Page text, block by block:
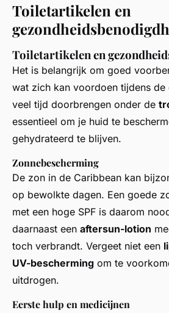
Toiletartikelen en
Toiletartikelen en
Het is belangrijk om goed
wat zich kan voordoen tijdens de
veel tijd doorbrengen onder de
essentieel om je huid te
gehydrateerd te blijven.
Zonnebescherming
De zon in de Caribbean kan
op bewolkte dagen. Een goede
met een hoge SPF is daarom
daarnaast een aftersun-lotion
toch verbrandt. Vergeet niet een
UV-bescherming om te
uitdrogen.
Eerste hulp en medicijnen